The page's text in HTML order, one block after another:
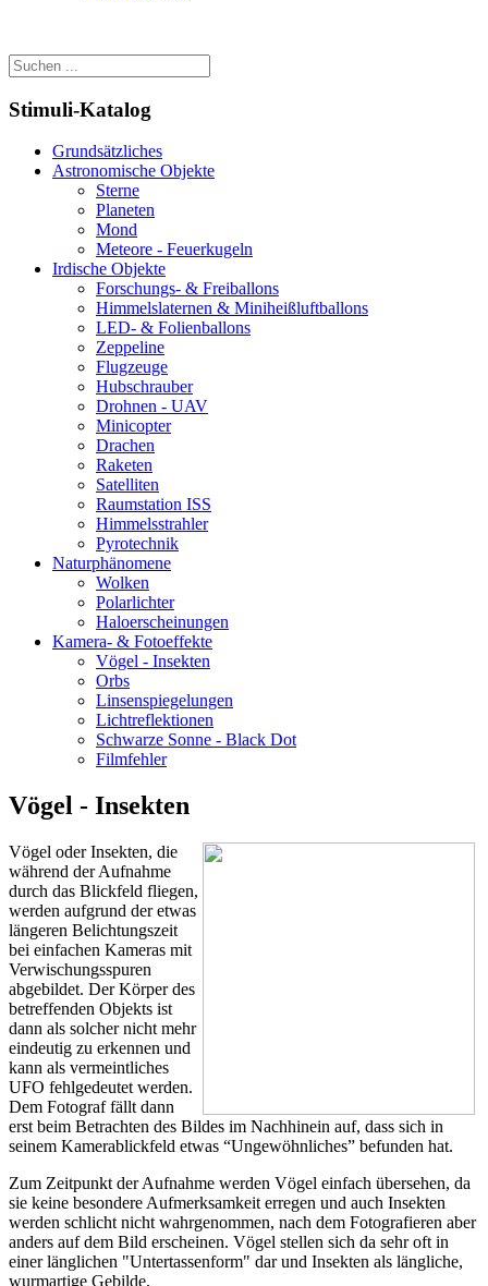
Stimuli-Katalog
Grundsätzliches
Astronomische Objekte
Sterne
Planeten
Mond
Meteore - Feuerkugeln
Irdische Objekte
Forschungs- & Freiballons
Himmelslaternen & Miniheißluftballons
LED- & Folienballons
Zeppeline
Flugzeuge
Hubschrauber
Drohnen - UAV
Minicopter
Drachen
Raketen
Satelliten
Raumstation ISS
Himmelsstrahler
Pyrotechnik
Naturphänomene
Wolken
Polarlichter
Haloerscheinungen
Kamera- & Fotoeffekte
Vögel - Insekten
Orbs
Linsenspiegelungen
Lichtreflektionen
Schwarze Sonne - Black Dot
Filmfehler
Vögel - Insekten
Vögel oder Insekten, die
während der Aufnahme
durch das Blickfeld fliegen,
werden aufgrund der etwas
längeren Belichtungszeit
bei einfachen Kameras mit
Verwischungsspuren
abgebildet. Der Körper des
betreffenden Objekts ist
dann als solcher nicht mehr
eindeutig zu erkennen und
kann als vermeintliches
UFO fehlgedeutet werden.
Dem Fotograf fällt dann
erst beim Betrachten des Bildes im Nachhinein auf, dass sich in
seinem Kamerablickfeld etwas “Ungewöhnliches” befunden hat.
Zum Zeitpunkt der Aufnahme werden Vögel einfach übersehen, da
sie keine besondere Aufmerksamkeit erregen und auch Insekten
werden schlicht nicht wahrgenommen, nach dem Fotografieren aber
anders auf dem Bild erscheinen. Vögel stellen sich da sehr oft in
einer länglichen "Untertassenform" dar und Insekten als längliche,
wurmartige Gebilde.